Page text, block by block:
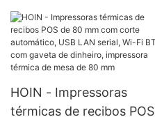
USB BT de 58 mm
HOIN - Impressoras
térmicas de recibos POS